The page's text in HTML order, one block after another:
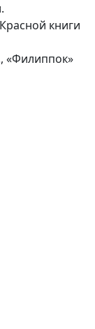
книги
«Филиппок»